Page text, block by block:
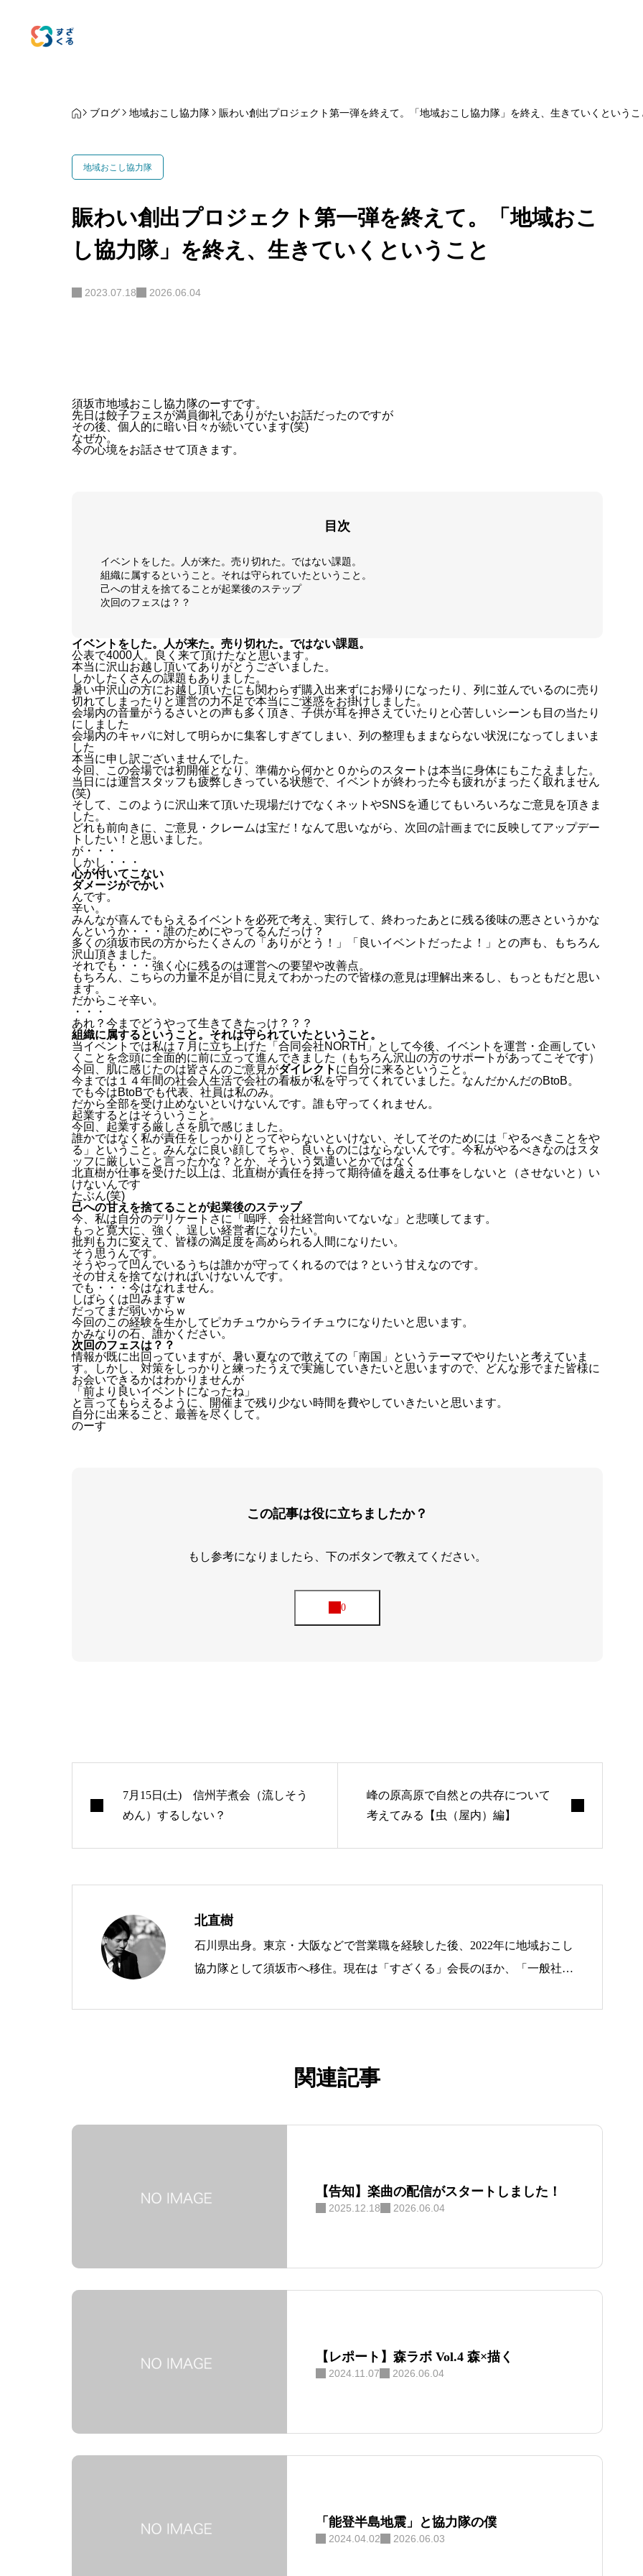
ブログ 地域おこし協力隊 賑わい創出プロジェクト第一弾を終えて。「地域おこし協力隊」を終え、生きていくというこ
地域おこし協力隊
賑わい創出プロジェクト第一弾を終えて。「地域おこ
し協力隊」を終え、生きていくということ
2023.07.18 2026.06.04
須坂市地域おこし協力隊のーすです。
先日は餃子フェスが満員御礼でありがたいお話だったのですが
その後、個人的に暗い日々が続いています(笑)
なぜか。
今の心境をお話させて頂きます。
目次
イベントをした。人が来た。売り切れた。ではない課題。
組織に属するということ。それは守られていたということ。
己への甘えを捨てることが起業後のステップ
次回のフェスは？？
イベントをした。人が来た。売り切れた。ではない課題。
公表で4000人。良く来て頂けたなと思います。
本当に沢山お越し頂いてありがとうございました。
しかしたくさんの課題もありました。
暑い中沢山の方にお越し頂いたにも関わらず購入出来ずにお帰りになったり、列に並んでいるのに売り
切れてしまったりと運営の力不足で本当にご迷惑をお掛けしました。
会場内の音量がうるさいとの声も多く頂き、子供が耳を押さえていたりと心苦しいシーンも目の当たり
にしました
会場内のキャパに対して明らかに集客しすぎてしまい、列の整理もままならない状況になってしまいま
した
本当に申し訳ございませんでした。
今回、この会場では初開催となり、準備から何かと０からのスタートは本当に身体にもこたえました。
当日には運営スタッフも疲弊しきっている状態で、イベントが終わった今も疲れがまったく取れません
(笑)
そして、このように沢山来て頂いた現場だけでなくネットやSNSを通じてもいろいろなご意見を頂きま
した。
どれも前向きに、ご意見・クレームは宝だ！なんて思いながら、次回の計画までに反映してアップデー
トしたい！と思いました。
が・・・
しかし・・・
心が付いてこない
ダメージがでかい
んです。
辛い。
みんなが喜んでもらえるイベントを必死で考え、実行して、終わったあとに残る後味の悪さというかな
んというか・・・誰のためにやってるんだっけ？
多くの須坂市民の方からたくさんの「ありがとう！」「良いイベントだったよ！」との声も、もちろん
沢山頂きました。
それでも・・・強く心に残るのは運営への要望や改善点。
もちろん、こちらの力量不足が目に見えてわかったので皆様の意見は理解出来るし、もっともだと思い
ます。
だからこそ辛い。
・・・
あれ？今までどうやって生きてきたっけ？？？
組織に属するということ。それは守られていたということ。
当イベントでは私は７月に立ち上げた「合同会社NORTH」として今後、イベントを運営・企画してい
くことを念頭に全面的に前に立って進んできました（もちろん沢山の方のサポートがあってこそです）
今回、肌に感じたのは皆さんのご意見がダイレクト に自分に来るということ。
今までは１４年間の社会人生活で会社の看板が私を守ってくれていました。なんだかんだのBtoB。
でも今はBtoBでも代表、社員は私のみ。
だから全部を受け止めないといけないんです。誰も守ってくれません。
起業するとはそういうこと。
今回、起業する厳しさを肌で感じました。
誰かではなく私が責任をしっかりとってやらないといけない、そしてそのためには「やるべきことをや
る」ということ。みんなに良い顔してちゃ、良いものにはならないんです。今私がやるべきなのはスタ
ッフに厳しいこと言ったかな？とか、そういう気遣いとかではなく
北直樹が仕事を受けた以上は、北直樹が責任を持って期待値を越える仕事をしないと（させないと ）い
けないんです
たぶん(笑)
己への甘えを捨てることが起業後のステップ
今、私は自分のデリケートさに「嗚呼、会社経営向いてないな」と悲嘆してます。
もっと寛大に、強く、逞しい経営者になりたい。
批判も力に変えて、皆様の満足度を高められる人間になりたい。
そう思うんです。
そうやって凹んでいるうちは誰かが守ってくれるのでは？という甘えなのです。
その甘えを捨てなければいけないんです。
でも・・・今はなれません。
しばらくは凹みますｗ
だってまだ弱いからｗ
今回のこの経験を生かしてピカチュウからライチュウになりたいと思います。
かみなりの石、誰かください。
次回のフェスは？？
情報が既に出回っていますが、暑い夏なので敢えての「南国」というテーマでやりたいと考えていま
す。しかし、対策をしっかりと練ったうえで実施していきたいと思いますので、どんな形でまた皆様に
お会いできるかはわかりませんが
「前より良いイベントになったね」
と言ってもらえるように、開催まで残り少ない時間を費やしていきたいと思います。
自分に出来ること、最善を尽くして。
のーす
この記事は役に立ちましたか？
もし参考になりましたら、下のボタンで教えてください。
7月15日(土) 信州芋煮会（流しそう
めん）するしない？
峰の原高原で自然との共存について
考えてみる【虫（屋内）編】
北直樹
石川県出身。東京・大阪などで営業職を経験した後、2022年に地域おこし
協力隊として須坂市へ移住。現在は「すざくる」会長のほか、「一般社団
グ（ランドバンク）や仕事の創出（NORTH）と連動した、実務的かつ心
関連記事
【告知】楽曲の配信がスタートしました！
2025.12.18 2026.06.04
【レポート】森ラボ Vol.4 森×描く
2024.11.07 2026.06.04
「能登半島地震」と協力隊の僕
2024.04.02 2026.06.03